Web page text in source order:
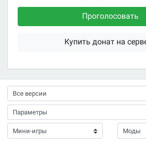
Проголосовать
Купить донат на